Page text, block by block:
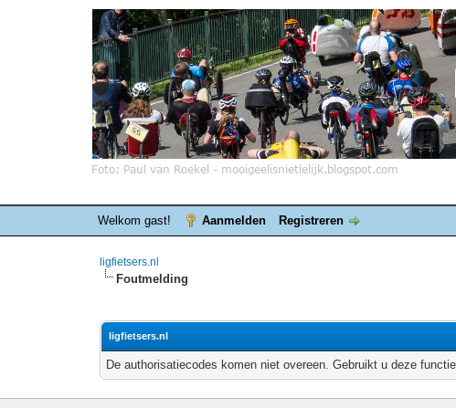
Welkom gast! Aanmelden Registreren
ligfietsers.nl
Foutmelding
ligfietsers.nl
De authorisatiecodes komen niet overeen. Gebruikt u deze